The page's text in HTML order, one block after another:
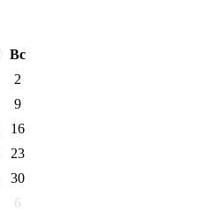
Вс
2
9
16
23
30
6